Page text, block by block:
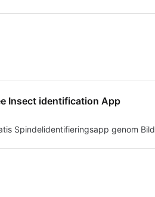
Insect identification App
Spindelidentifieringsapp genom Bild